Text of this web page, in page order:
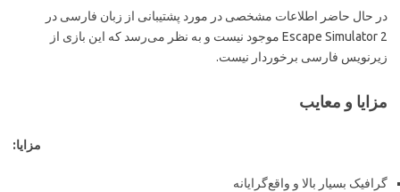
در حال حاضر اطلاعات مشخصی در مورد پشتیبانی از زبان فارسی در
Escape Simulator 2 موجود نیست و به نظر می‌رسد که این بازی از
زیرنویس فارسی برخوردار نیست.
مزایا و معایب
مزایا:
گرافیک بسیار بالا و واقع‌گرایانه